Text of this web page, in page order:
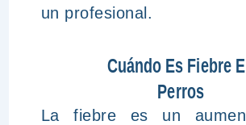
un profesional.
Cuándo Es Fiebre
Perros
La fiebre es un